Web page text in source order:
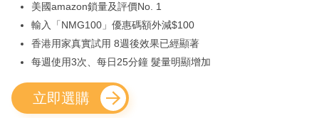
美國amazon鎖量及評價No. 1
輸入「NMG100」優惠碼額外減$100
香港用家真實試用 8週後效果已經顯著
每週使用3次、每日25分鐘 髮量明顯增加
立即選購